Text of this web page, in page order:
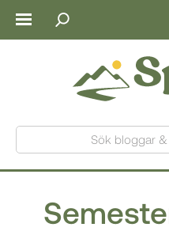
Sök bloggar